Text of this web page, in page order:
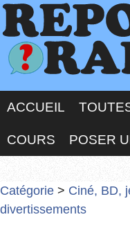
ACCUEIL
COURS POSER
Catégorie > Ciné, BD,
divertissements